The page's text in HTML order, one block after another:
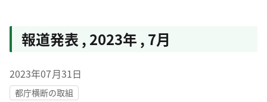
報道発表 , 2023年 , 7月
2023年07月31日
都庁横断の取組